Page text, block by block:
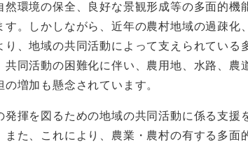
環境の保全、良好な景観形成等の多面的機
。しかしながら、近年の農村地域の過疎化
、地域の共同活動によって支えられている
同活動の困難化に伴い、農用地、水路、農
増加も懸念されています。
揮を図るための地域の共同活動に係る支援
た、これにより、農業・農村の有する多面